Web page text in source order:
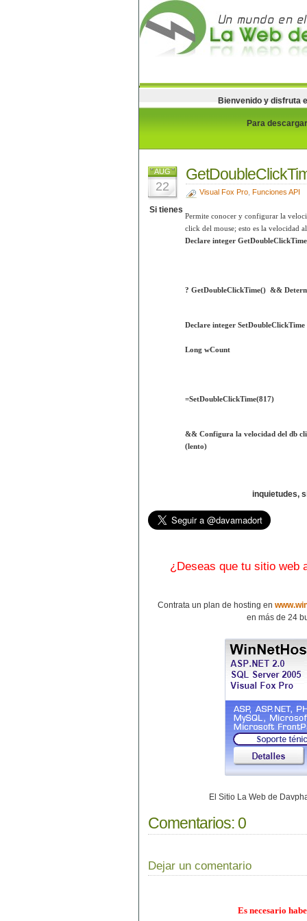
Bienvenido y disfruta
Para
AUG
22 Visual Fox Pro, Funciones API
Permite conocer y configurar la
click del mouse; esto es la velocidad
Declare integer
? GetDoubleClickTime() &&
Declare integer
Long wCount
=SetDoubleClickTime(817)
&& Configura la velocidad del db
(lento)
Si tienes
inquietudes,
¿Deseas que tu sitio web
Contrata un plan de hosting en
en más de 24
El Sitio La Web de
Comentarios:0
Dejar un comentario
Es necesario